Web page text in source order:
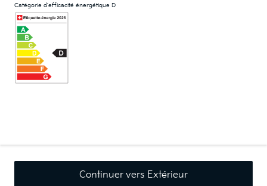
Catégorie d'efficacité énergétique D
Continuer vers Extérieur